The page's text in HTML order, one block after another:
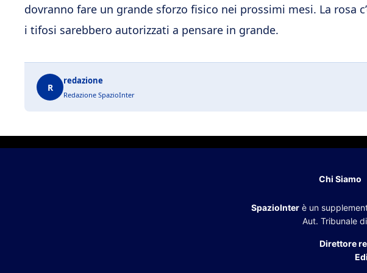
dovranno fare un grande sforzo fisico nei prossimi mesi. La rosa
i tifosi sarebbero autorizzati a pensare in grande.
R
redazione
Redazione SpazioInter
Chi Siamo
SpazioInterè un
Aut. Tribunale
Direttore